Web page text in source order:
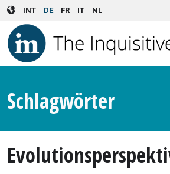
Skip to main content
INT DE FR IT NL
Schlagwörter